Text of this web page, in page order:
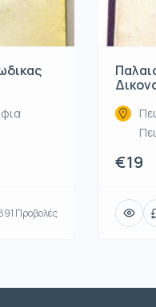
Προβολές
€19